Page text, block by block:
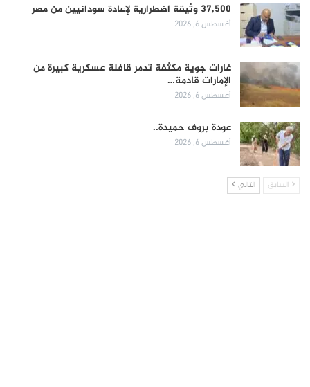
37,500 وثيقة اضطرارية لإعادة سودانيين من مصر
أغسطس 6, 2026
غارات جوية مكثفة تدمر قافلة عسكرية كبيرة من
الإمارات قادمة…
أغسطس 6, 2026
عودة بروف حميدة..
أغسطس 6, 2026
السابق التالي